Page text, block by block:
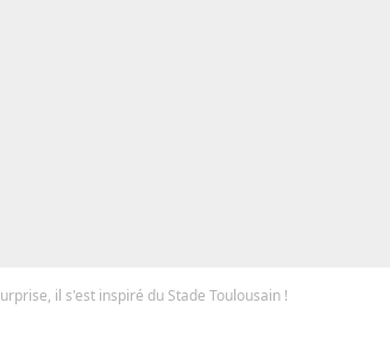
il s'est inspiré du Stade Toulousain !